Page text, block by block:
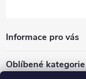
Informace pro vás
Oblíbené kategorie